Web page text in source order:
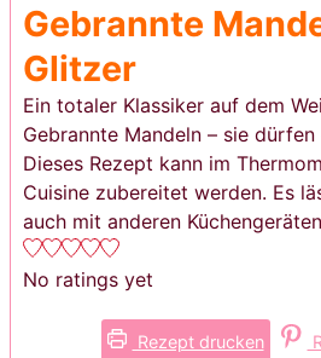
Gebrannte
Glitzer
Ein totaler Klassiker auf dem
Gebrannte Mandeln – sie
Dieses Rezept kann im
Cuisine zubereitet werden. Es
auch mit anderen
No ratings yet
Rezept drucken